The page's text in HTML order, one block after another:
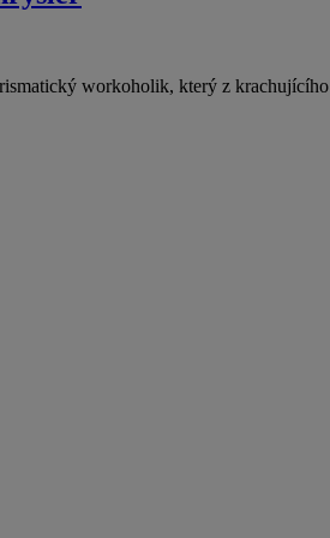
workoholik, který z